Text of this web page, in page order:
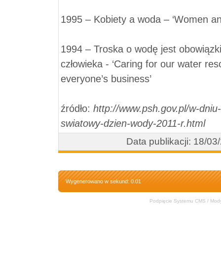
1995 – Kobiety a woda – ‘Women
1994 – Troska o wodę jest
człowieka - ‘Caring for our water
everyone’s business’
źródło: http://www.psh.gov.pl/w-
swiatowy-dzien-wody-2011-r.html
Data publikacji: 18/
Wygenerowano w sekund: 0.01
Podpięcie Systemu CMS /